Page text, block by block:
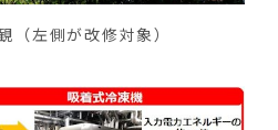
（左側が改修対象）